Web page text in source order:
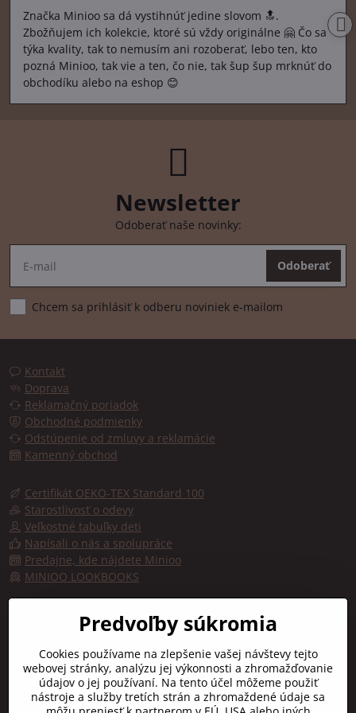
5
Značka Minioo sa dá vystihnúť jedine slovom 🔝.
Zbožňujem ich kolekcie, ktoré sú vždy originálne 🤗 Čo sa
týka kvality, tak to nemusím ani rozoberať, lebo ten, kto
pozná Minioo, tak vie a ten, čo nie, tak šup šup mrknúť do
obchodíku alebo na eshop 😊
Newsletter
Odoberať naše novinky:
Odoberať
Chcem sa prihlásiť k odberu noviniek e-mailom
Kontakt
Doprava
Reklamačný poriadok
Obchodné podmienky
Odstúpenie od zmluvy a reklamácie
Kamenný obchod
Certifikát OEKO-TEX Standard 100
Starostlivosť o odevy
Veľkostné tabuľky deti
Napísali o nás a spolupráce
Predajne, kde nájdete Minioo
MINIOO LOOKBOOKS
Predajňa, kde kúpite značku minioo - Fashion by kids
91701 TRNAVA
Otváracie hodiny:
Pon-Pia:9:00 - 16:30
Predvoľby súkromia
Cookies používame na zlepšenie vašej návštevy tejto
webovej stránky, analýzu jej výkonnosti a zhromažďovanie
údajov o jej používaní. Na tento účel môžeme použiť
nástroje a služby tretích strán a zhromaždené údaje sa